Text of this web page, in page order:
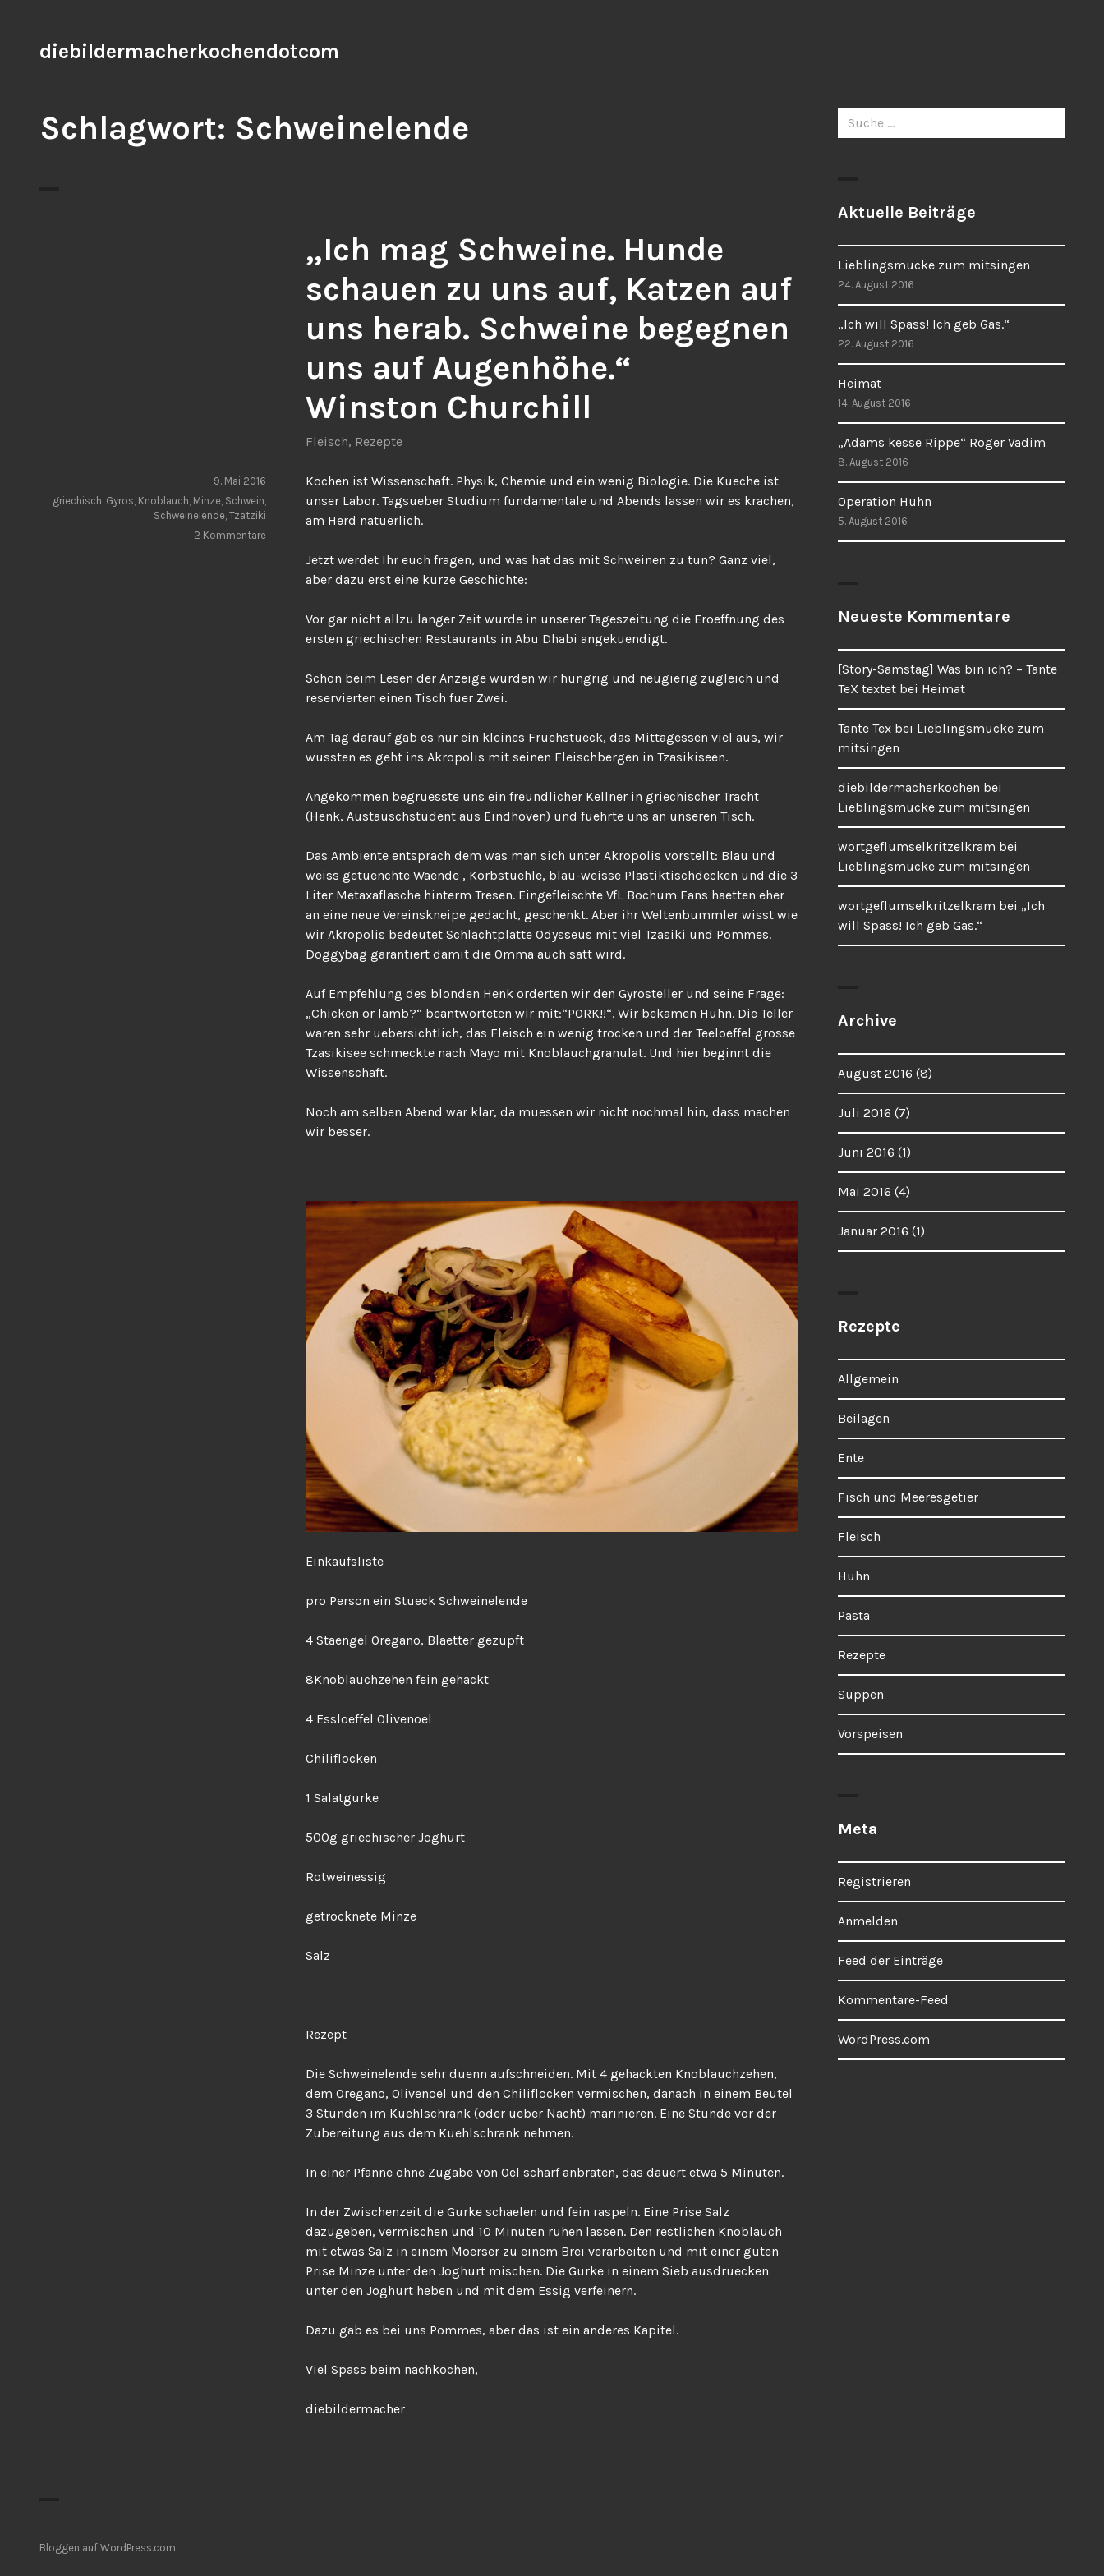
springen
diebildermacherkochendotcom
Schlagwort: Schweinelende
„Ich mag Schweine. Hunde
schauen zu uns auf, Katzen auf
uns herab. Schweine begegnen
uns auf Augenhöhe.“
Winston Churchill
Fleisch, Rezepte
Kochen ist Wissenschaft. Physik, Chemie und ein wenig Biologie. Die Kueche ist
unser Labor. Tagsueber Studium fundamentale und Abends lassen wir es krachen,
am Herd natuerlich.
Jetzt werdet Ihr euch fragen, und was hat das mit Schweinen zu tun? Ganz viel,
aber dazu erst eine kurze Geschichte:
Vor gar nicht allzu langer Zeit wurde in unserer Tageszeitung die Eroeffnung des
ersten griechischen Restaurants in Abu Dhabi angekuendigt.
Schon beim Lesen der Anzeige wurden wir hungrig und neugierig zugleich und
reservierten einen Tisch fuer Zwei.
Am Tag darauf gab es nur ein kleines Fruehstueck, das Mittagessen viel aus, wir
wussten es geht ins Akropolis mit seinen Fleischbergen in Tzasikiseen.
Angekommen begruesste uns ein freundlicher Kellner in griechischer Tracht
(Henk, Austauschstudent aus Eindhoven) und fuehrte uns an unseren Tisch.
Das Ambiente entsprach dem was man sich unter Akropolis vorstellt: Blau und
weiss getuenchte Waende , Korbstuehle, blau-weisse Plastiktischdecken und die 3
Liter Metaxaflasche hinterm Tresen. Eingefleischte VfL Bochum Fans haetten eher
an eine neue Vereinskneipe gedacht, geschenkt. Aber ihr Weltenbummler wisst wie
wir Akropolis bedeutet Schlachtplatte Odysseus mit viel Tzasiki und Pommes.
Doggybag garantiert damit die Omma auch satt wird.
Auf Empfehlung des blonden Henk orderten wir den Gyrosteller und seine Frage:
„Chicken or lamb?“ beantworteten wir mit:“PORK!!“. Wir bekamen Huhn. Die Teller
waren sehr uebersichtlich, das Fleisch ein wenig trocken und der Teeloeffel grosse
Tzasikisee schmeckte nach Mayo mit Knoblauchgranulat. Und hier beginnt die
Wissenschaft.
Noch am selben Abend war klar, da muessen wir nicht nochmal hin, dass machen
wir besser.
Einkaufsliste
pro Person ein Stueck Schweinelende
4 Staengel Oregano, Blaetter gezupft
8Knoblauchzehen fein gehackt
4 Essloeffel Olivenoel
Chiliflocken
1 Salatgurke
500g griechischer Joghurt
Rotweinessig
getrocknete Minze
Salz
Rezept
Die Schweinelende sehr duenn aufschneiden. Mit 4 gehackten Knoblauchzehen,
dem Oregano, Olivenoel und den Chiliflocken vermischen, danach in einem Beutel
3 Stunden im Kuehlschrank (oder ueber Nacht) marinieren. Eine Stunde vor der
Zubereitung aus dem Kuehlschrank nehmen.
In einer Pfanne ohne Zugabe von Oel scharf anbraten, das dauert etwa 5 Minuten.
In der Zwischenzeit die Gurke schaelen und fein raspeln. Eine Prise Salz
dazugeben, vermischen und 10 Minuten ruhen lassen. Den restlichen Knoblauch
mit etwas Salz in einem Moerser zu einem Brei verarbeiten und mit einer guten
Prise Minze unter den Joghurt mischen. Die Gurke in einem Sieb ausdruecken
unter den Joghurt heben und mit dem Essig verfeinern.
Dazu gab es bei uns Pommes, aber das ist ein anderes Kapitel.
Viel Spass beim nachkochen,
diebildermacher
9. Mai 2016
griechisch, Gyros, Knoblauch, Minze, Schwein,
Schweinelende, Tzatziki
2 Kommentare
Suche
nach:
Aktuelle Beiträge
Lieblingsmucke zum mitsingen
24. August 2016
„Ich will Spass! Ich geb Gas.“
22. August 2016
Heimat
14. August 2016
„Adams kesse Rippe“ Roger Vadim
8. August 2016
Operation Huhn
5. August 2016
Neueste Kommentare
[Story-Samstag] Was bin ich? – Tante
TeX textet bei Heimat
Tante Tex bei Lieblingsmucke zum
mitsingen
diebildermacherkochen bei
Lieblingsmucke zum mitsingen
wortgeflumselkritzelkram bei
Lieblingsmucke zum mitsingen
wortgeflumselkritzelkram bei „Ich
will Spass! Ich geb Gas.“
Archive
August 2016 (8)
Juli 2016 (7)
Juni 2016 (1)
Mai 2016 (4)
Januar 2016 (1)
Rezepte
Allgemein
Beilagen
Ente
Fisch und Meeresgetier
Fleisch
Huhn
Pasta
Rezepte
Suppen
Vorspeisen
Meta
Registrieren
Anmelden
Feed der Einträge
Kommentare-Feed
WordPress.com
Bloggen auf WordPress.com.